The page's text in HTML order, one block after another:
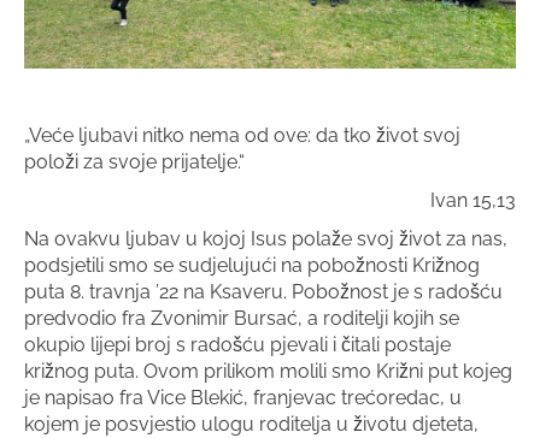
„Veće ljubavi nitko nema od ove: da tko život svoj
položi za svoje prijatelje.“
Ivan 15,13
Na ovakvu ljubav u kojoj Isus polaže svoj život za nas,
podsjetili smo se sudjelujući na pobožnosti Križnog
puta 8. travnja ’22 na Ksaveru. Pobožnost je s radošću
predvodio fra Zvonimir Bursać, a roditelji kojih se
okupio lijepi broj s radošću pjevali i čitali postaje
križnog puta. Ovom prilikom molili smo Križni put kojeg
je napisao fra Vice Blekić, franjevac trećoredac, u
kojem je posvjestio ulogu roditelja u životu djeteta,